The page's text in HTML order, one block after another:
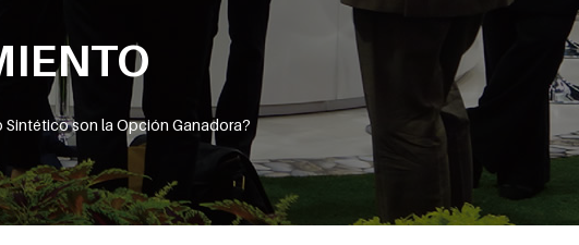
son la Opción Ganadora?